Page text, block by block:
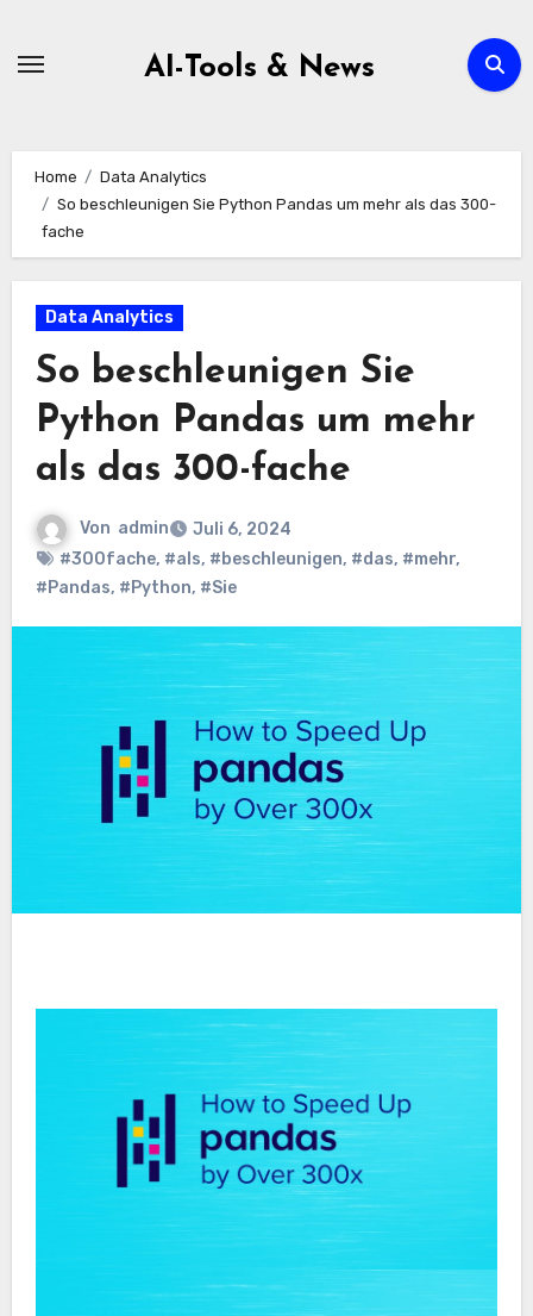
AI-Tools & News
Home
Data Analytics
So beschleunigen Sie Python Pandas um mehr als das 300-
fache
Data Analytics
So beschleunigen Sie
Python Pandas um mehr
als das 300-fache
Von admin
Juli 6, 2024
#300fache, #als, #beschleunigen, #das, #mehr,
#Pandas, #Python, #Sie